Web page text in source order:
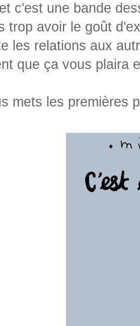
c'est une bande
trop avoir le goût
les relations aux
que ça vous plaira
mets les premières